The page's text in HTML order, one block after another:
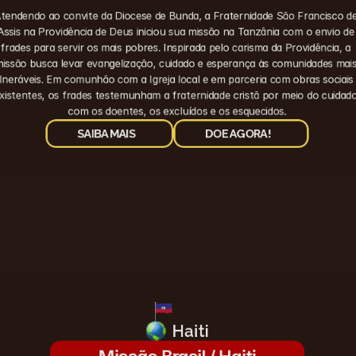
ao convite da Diocese de Bunda, a Fraternidade São Francisco
na Providência de Deus iniciou sua missão na Tanzânia com o envio de
frades para servir os mais pobres. Inspirada pelo carisma da Providência, a
busca levar evangelização, cuidado e esperança às comunidades mais
Em comunhão com a Igreja local e em parceria com obras sociais
os frades testemunham a fraternidade cristã por meio do
com os doentes, os excluídos e os esquecidos.
SAIBA MAIS DOE AGORA!
Haiti